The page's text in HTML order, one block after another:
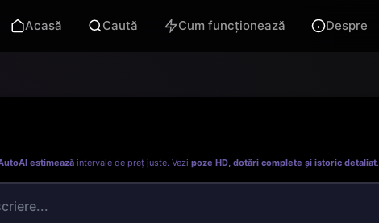
Acasă Caută Cum funcționează Despre
estimează intervale de preț juste. Vezi poze HD, dotări complete și istoric detaliat.